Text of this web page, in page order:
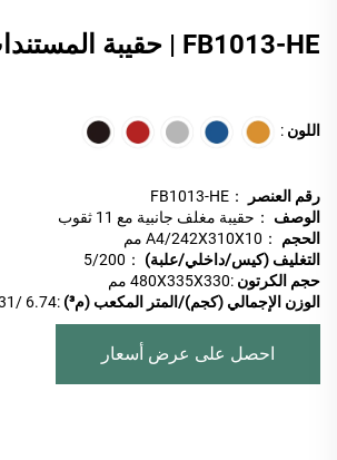
FB1013-HE | حقيبة المستندات
اللون :
رقم العنصر
：FB1013-HE
الوصف
：حقيبة مغلف جانبية مع 11 ثقوب
الحجم
：A4/242X310X10 مم
التغليف (كيس/داخلي/علبة)
：5/200
حجم الكرتون :480X335X330 مم
الوزن الإجمالي (كجم)/المتر المكعب (م³)
:6.74 /0.0531
احصل على عرض أسعار